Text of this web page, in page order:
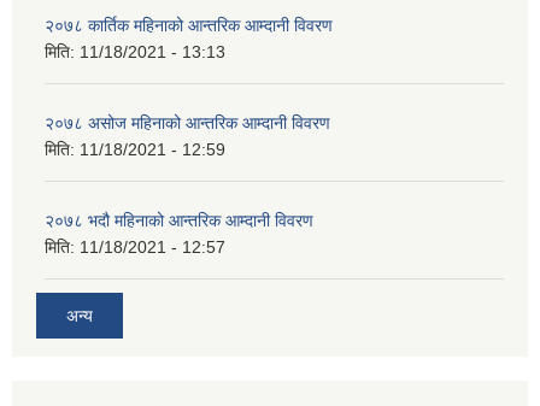
२०७८ कार्तिक महिनाको आन्तरिक आम्दानी विवरण
मिति: 11/18/2021 - 13:13
२०७८ असोज महिनाको आन्तरिक आम्दानी विवरण
मिति: 11/18/2021 - 12:59
२०७८ भदौ महिनाको आन्तरिक आम्दानी विवरण
मिति: 11/18/2021 - 12:57
अन्य